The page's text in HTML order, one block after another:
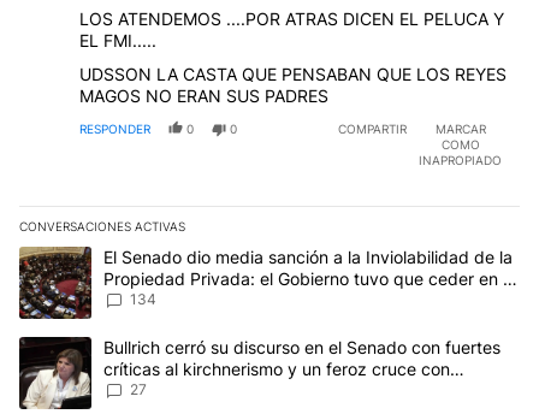
LOS ATENDEMOS ....POR ATRAS DICEN EL PELUCA Y
EL FMI.....
UDSSON LA CASTA QUE PENSABAN QUE LOS REYES
MAGOS NO ERAN SUS PADRES
RESPONDER 0 0 COMPARTIR
MARCAR
COMO
INAPROPIADO
CONVERSACIONES ACTIVAS
Este listado muestra los artículos con más comentarios en los
Un artículo de tendencia con el título "El Senado dio media
El Senado dio media sanción a la Inviolabilidad de la
Propiedad Privada: el Gobierno tuvo que ceder en la
Ley del Manejo del Fuego
134
Un artículo de tendencia con el título "Bullrich cerró su discurso
Bullrich cerró su discurso en el Senado con fuertes
críticas al kirchnerismo y un feroz cruce con
Capitanich al que le gritó “¡cállate!”
27